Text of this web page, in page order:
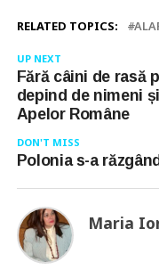
RELATED TOPICS:
UP NEXT
Fără câini de rasă
depind de nimeni
Apelor Române
DON'T MISS
Polonia s-a
Maria